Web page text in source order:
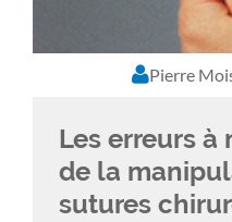
Pierre
Les erreurs à
de la
sutures